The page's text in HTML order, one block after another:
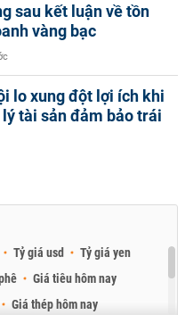
sau kết luận về tồn
vàng bạc
lo xung đột lợi ích khi
tài sản đảm bảo trái
Tỷ giá usd
Tỷ giá yen
Giá tiêu hôm nay
Giá thép hôm nay